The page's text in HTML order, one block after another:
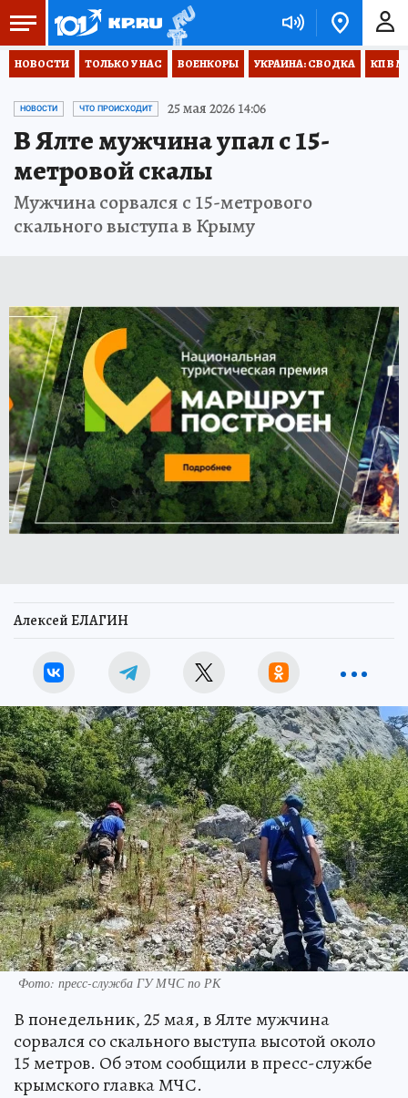
НОВОСТИ ТОЛЬКО У НАС ВОЕНКОРЫ УКРАИНА: СВОДКА КП В
НОВОСТИ ЧТО ПРОИСХОДИТ 25 мая 2026 14:06
В Ялте мужчина упал с 15-
метровой скалы
Мужчина сорвался с 15-метрового
скального выступа в Крыму
Алексей ЕЛАГИН
Фото: пресс-служба ГУ МЧС по РК
В понедельник, 25 мая, в Ялте мужчина
сорвался со скального выступа высотой около
15 метров. Об этом сообщили в пресс-службе
крымского главка МЧС.